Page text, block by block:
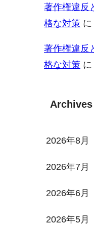
著作権違反
格な対策 に
著作権違反
格な対策 に
Archives
2026年8月
2026年7月
2026年6月
2026年5月